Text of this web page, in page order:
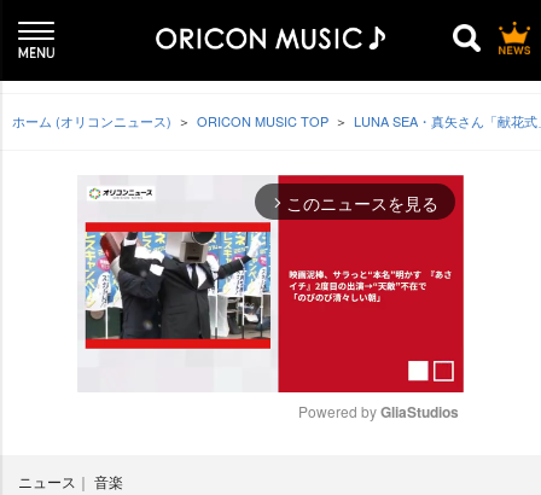
ホーム (オリコンニュース) ORICON MUSIC TOP LUNA SEA・真矢さん「献花
arrow_forward_ios このニュースを見る
Powered by GliaStudios
ニュース 音楽